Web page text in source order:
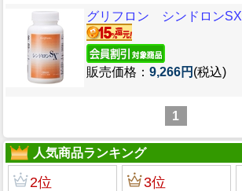
グリフロン シンドロンSX
販売価格： 9,266円 (税込)
1
人気商品ランキング